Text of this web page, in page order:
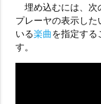
埋め込むには、次
プレーヤの表示した
いる楽曲を指定する
す。